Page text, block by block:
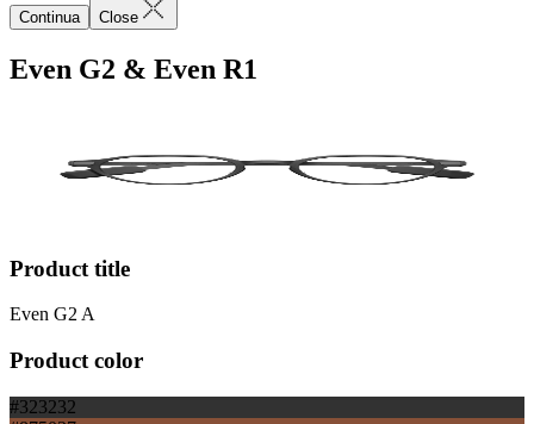
Continua Close
Even G2 & Even R1
Product title
Even G2 A
Product color
#323232